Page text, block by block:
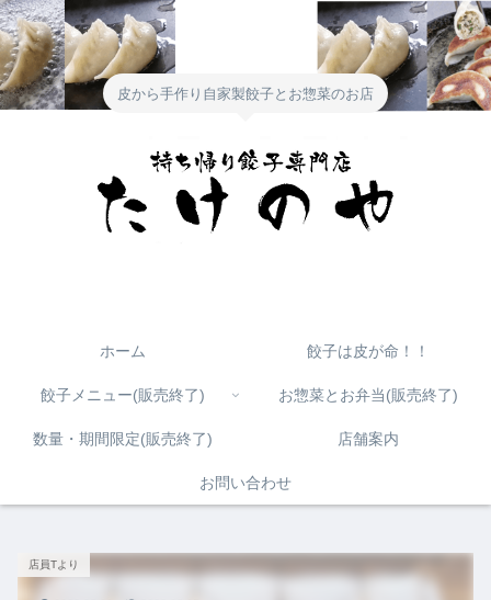
皮から手作り自家製餃子とお惣菜のお店
ホーム 餃子は皮が命！！
餃子メニュー(販売終了) お惣菜とお弁当(販売終了)
数量・期間限定(販売終了) 店舗案内
お問い合わせ
店員Tより